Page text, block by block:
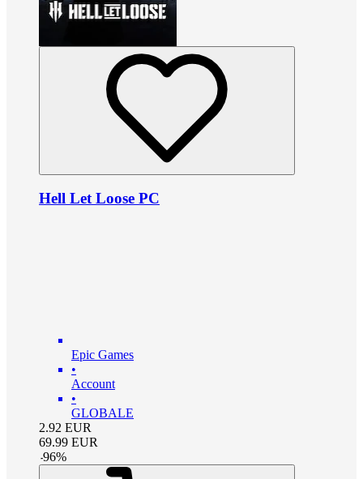
Hell Let Loose PC
Epic Games
•
Account
•
GLOBALE
2.92 EUR
69.99 EUR
-96%